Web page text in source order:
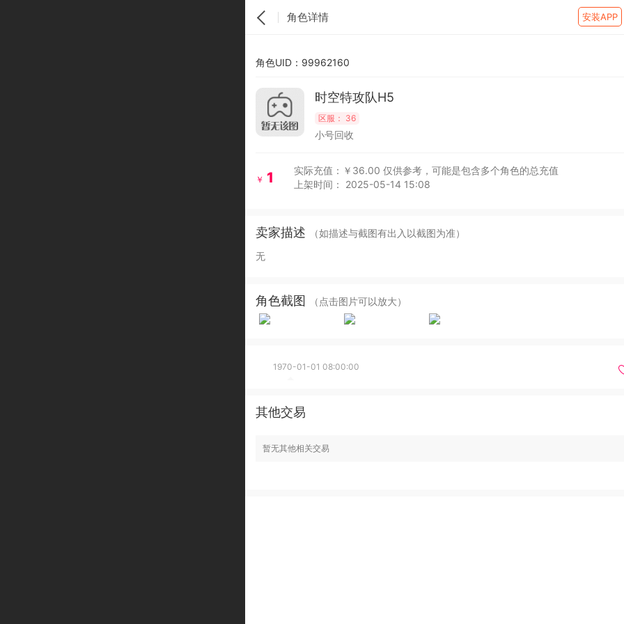
角色详情 安装APP
角色UID：99962160
时空特攻队H5
区服： 36
小号回收
￥ 1 实际充值：￥36.00 仅供参考，可能是包含多个角色的总充值
上架时间： 2025-05-14 15:08
卖家描述
（如描述与截图有出入以截图为准）
无
角色截图 （点击图片可以放大）
1970-01-01 08:00:00
其他交易
暂无其他相关交易